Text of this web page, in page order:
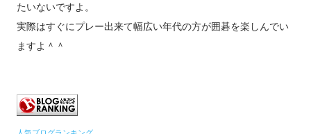
たいないですよ。
実際はすぐにプレー出来て幅広い年代の方が囲碁を楽しんでい
ますよ＾＾